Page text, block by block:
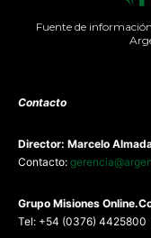
Fuente de
Contacto
Director: Marcelo
Contacto:
Grupo Misiones
Tel: +54 (0376) 4425800